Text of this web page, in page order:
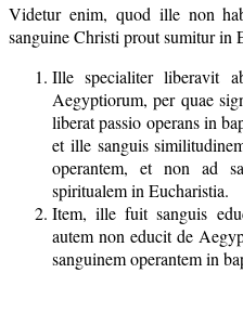
Videtur enim, quod ille non
sanguine Christi prout sumitur in
Ille specialiter liberavit
Aegyptiorum, per quae
liberat passio operans in
et ille sanguis
operantem, et non ad
spiritualem in Eucharistia.
Item, ille fuit sanguis
autem non educit de
sanguinem operantem in